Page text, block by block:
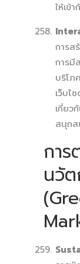
ให้เข้
การส
การมี
บริโภ
เว็บไ
เกี่ยว
สนุกส
การ
นวัต